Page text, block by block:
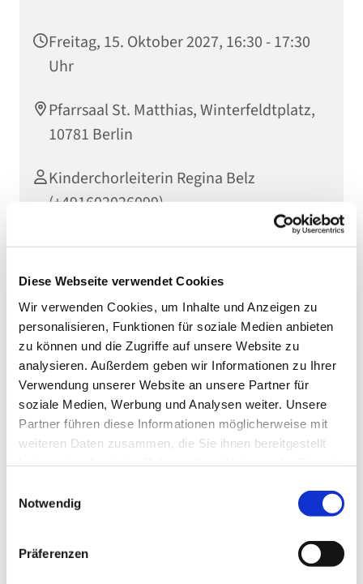
Diese Webseite verwendet Cookies
Wir verwenden Cookies, um Inhalte und Anzeigen zu
personalisieren, Funktionen für soziale Medien anbieten
zu können und die Zugriffe auf unsere Website zu
analysieren. Außerdem geben wir Informationen zu Ihrer
Verwendung unserer Website an unsere Partner für
soziale Medien, Werbung und Analysen weiter. Unsere
Partner führen diese Informationen möglicherweise mit
weiteren Daten zusammen, die Sie ihnen bereitgestellt
Notwendig
Präferenzen
Freitag, 15. Oktober 2027, 16:30 - 17:30
Uhr
Pfarrsaal St. Matthias, Winterfeldtplatz,
10781 Berlin
Kinderchorleiterin Regina Belz
(+491602026099)
Herzliche Einladung an alle Kinder ab 4 Jahren bis
Mitte 3. Klasse, die Lust zum Singen haben. Einfach
dazukommen und das Singen im Chor ausprobieren!